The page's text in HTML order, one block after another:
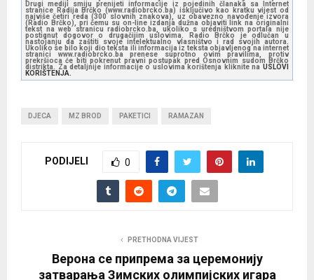
Drugi mediji smiju prenijeti informacije iz pojedinih članaka sa Internet
stranice Radija Brčko (www.radiobrcko.ba) isključivo kao kratku vijest od
najviše četiri reda (300 slovnih znakova), uz obavezno navođenje izvora
(Radio Brčko), pri čemu su on-line izdanja dužna objaviti link na originalni
tekst na web stranicu radiobrcko.ba, ukoliko s uredništvom portala nije
postignut dogovor o drugačijim uslovima. Radio Brčko je odlučan u
nastojanju da zaštiti svoje intelektualno vlasništvo i rad svojih autora.
Ukoliko se bilo koji dio teksta ili informacija iz teksta objavljenog na internet
stranici www.radiobrcko.ba prenese suprotno ovim pravilima, protiv
prekršioca će biti pokrenut pravni postupak pred Osnovnim sudom Brčko
distrikta. Za detaljnije informacije o uslovima korištenja kliknite na USLOVI
KORIŠTENJA.
DJECA MZ BROD PAKETICI RAMAZAN
PODIJELI 0
PRETHODNA VIJEST
Верона се припрема за церемонију
затварања Зимских олимпијских игара